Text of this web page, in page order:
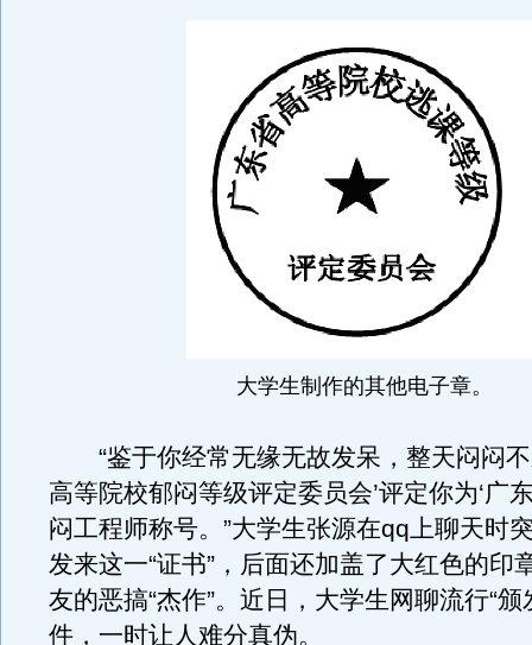
大学生制作的其他电子章。
“鉴于你经常无缘无故发呆，整天闷闷不
高等院校郁闷等级评定委员会’评定你为‘广
闷工程师称号。”大学生张源在qq上聊天时
发来这一“证书”，后面还加盖了大红色的印
友的恶搞“杰作”。近日，大学生网聊流行“颁
件，一时让人难分真伪。